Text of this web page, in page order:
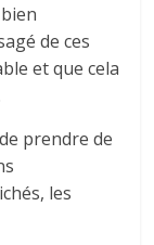
de ces
et que cela
prendre de
les